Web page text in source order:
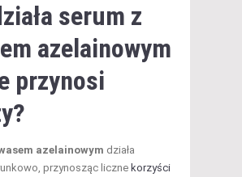
serum z
azelainowym
przynosi
azelainowym działa
przynosząc liczne korzyści